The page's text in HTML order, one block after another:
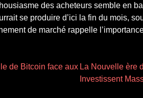
des acheteurs semble en
se produire d’ici la fin du mois,
de marché rappelle
de Bitcoin face aux La Nouvelle ère
Investissent